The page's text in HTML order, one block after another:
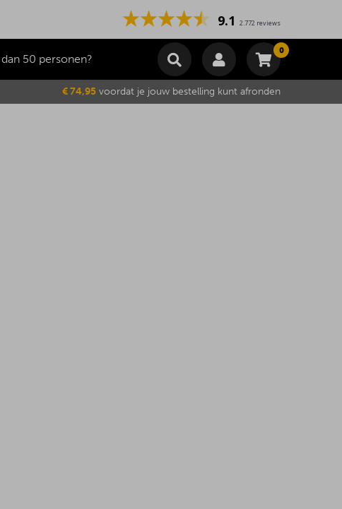
9.1 2.772 reviews
50 personen?
0
Winkelmand
Subtotaal €0,00
€ 74,95 voordat je jouw bestelling kunt afronden